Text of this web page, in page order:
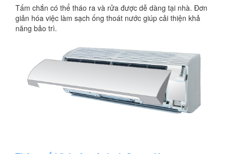
Tấm chắn có thể tháo ra và rửa được dễ dàng tại nhà. Đơn
giản hóa việc làm sạch ống thoát nước giúp cải thiện khả
năng bảo trì.